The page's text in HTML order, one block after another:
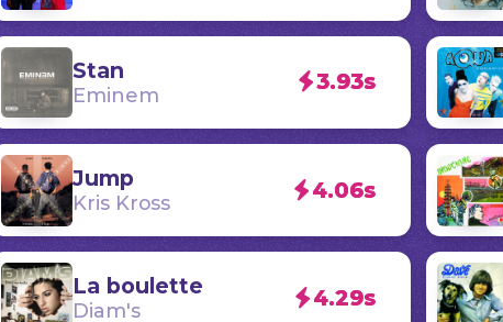
Stan
Eminem 3.93s
Jump
Kris Kross 4.06s
La boulette
Diam's 4.29s